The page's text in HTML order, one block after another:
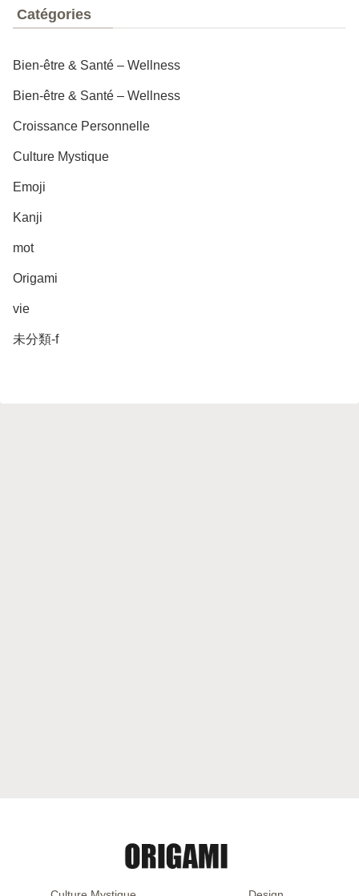
Catégories
Bien-être & Santé – Wellness
Bien-être & Santé – Wellness
Croissance Personnelle
Culture Mystique
Emoji
Kanji
mot
Origami
vie
未分類-f